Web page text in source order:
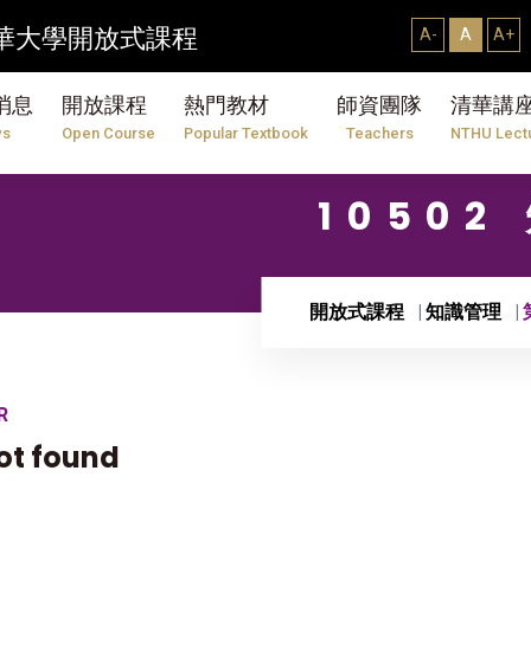
大學開放式課程 A- A A+
息 開放課程
Open Course
熱門教材
Popular Textbook
師資團隊
Teachers
清華講
NTHU
10502
開放式課程 知識管理
found